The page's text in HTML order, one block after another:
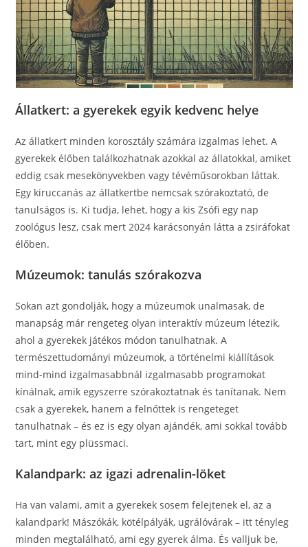
Állatkert: a gyerekek egyik kedvenc helye
Az állatkert minden korosztály számára izgalmas lehet. A
gyerekek élőben találkozhatnak azokkal az állatokkal, amiket
eddig csak mesekönyvekben vagy tévéműsorokban láttak.
Egy kiruccanás az állatkertbe nemcsak szórakoztató, de
tanulságos is. Ki tudja, lehet, hogy a kis Zsófi egy nap
zoológus lesz, csak mert 2024 karácsonyán látta a zsiráfokat
élőben.
Múzeumok: tanulás szórakozva
Sokan azt gondolják, hogy a múzeumok unalmasak, de
manapság már rengeteg olyan interaktív múzeum létezik,
ahol a gyerekek játékos módon tanulhatnak. A
természettudományi múzeumok, a történelmi kiállítások
mind-mind izgalmasabbnál izgalmasabb programokat
kínálnak, amik egyszerre szórakoztatnak és tanítanak. Nem
csak a gyerekek, hanem a felnőttek is rengeteget
tanulhatnak – és ez is egy olyan ajándék, ami sokkal tovább
tart, mint egy plüssmaci.
Kalandpark: az igazi adrenalin-löket
Ha van valami, amit a gyerekek sosem felejtenek el, az a
kalandpark! Mászókák, kötélpályák, ugrálóvárak – itt tényleg
minden megtalálható, ami egy gyerek álma. És valljuk be,